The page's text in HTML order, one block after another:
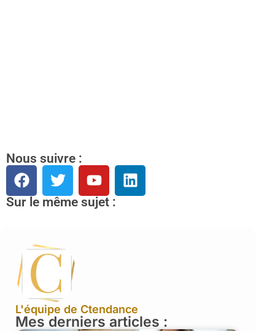
Nous suivre :
Sur le même sujet :
L'équipe de Ctendance
Mes derniers articles :